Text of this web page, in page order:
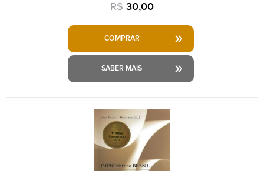
R$ 30,00
COMPRAR
SABER MAIS